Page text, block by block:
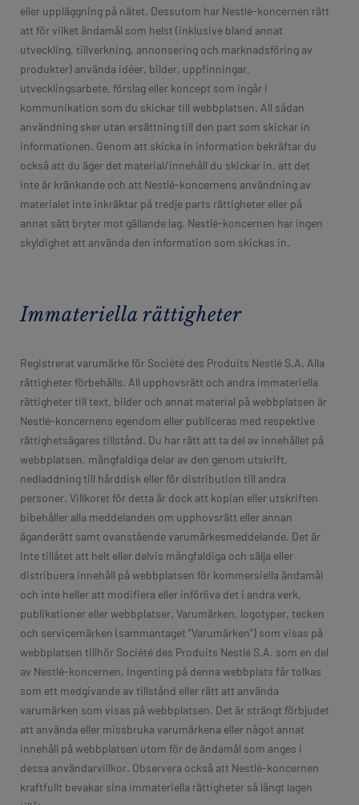
eller uppläggning på nätet. Dessutom har Nestlé-koncernen rätt
att för vilket ändamål som helst (inklusive bland annat
utveckling, tillverkning, annonsering och marknadsföring av
produkter) använda idéer, bilder, uppfinningar,
utvecklingsarbete, förslag eller koncept som ingår i
kommunikation som du skickar till webbplatsen. All sådan
användning sker utan ersättning till den part som skickar in
informationen. Genom att skicka in information bekräftar du
också att du äger det material/innehåll du skickar in, att det
inte är kränkande och att Nestlé-koncernens användning av
materialet inte inkräktar på tredje parts rättigheter eller på
annat sätt bryter mot gällande lag. Nestlé-koncernen har ingen
skyldighet att använda den information som skickas in.
Immateriella rättigheter
Registrerat varumärke för Société des Produits Nestlé S.A. Alla
rättigheter förbehålls. All upphovsrätt och andra immateriella
rättigheter till text, bilder och annat material på webbplatsen är
Nestlé-koncernens egendom eller publiceras med respektive
rättighetsägares tillstånd. Du har rätt att ta del av innehållet på
webbplatsen, mångfaldiga delar av den genom utskrift,
nedladdning till hårddisk eller för distribution till andra
personer. Villkoret för detta är dock att kopian eller utskriften
bibehåller alla meddelanden om upphovsrätt eller annan
äganderätt samt ovanstående varumärkesmeddelande. Det är
inte tillåtet att helt eller delvis mångfaldiga och sälja eller
distribuera innehåll på webbplatsen för kommersiella ändamål
och inte heller att modifiera eller införliva det i andra verk,
publikationer eller webbplatser. Varumärken, logotyper, tecken
och servicemärken (sammantaget "Varumärken") som visas på
webbplatsen tillhör Société des Produits Nestlé S.A. som en del
av Nestlé-koncernen. Ingenting på denna webbplats får tolkas
som ett medgivande av tillstånd eller rätt att använda
varumärken som visas på webbplatsen. Det är strängt förbjudet
att använda eller missbruka varumärkena eller något annat
innehåll på webbplatsen utom för de ändamål som anges i
dessa användarvillkor. Observera också att Nestlé-koncernen
kraftfullt bevakar sina immateriella rättigheter så långt lagen